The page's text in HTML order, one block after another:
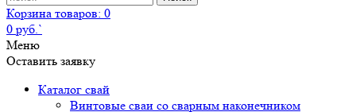
Корзина товаров: 0
0 руб.`
Меню
Оставить заявку
Каталог свай
Винтовые сваи со сварным наконечником